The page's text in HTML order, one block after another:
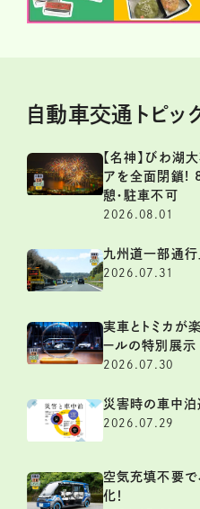
自動車交通トピッ
【名神】びわ湖
アを全面閉鎖!
憩・駐車不可
2026.08.01
九州道一部通行
2026.07.31
実車とトミカが
ールの特別展示
2026.07.30
災害時の車中泊
2026.07.29
空気充填不要で
化！